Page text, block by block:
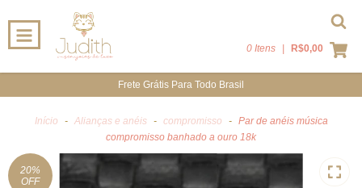
0 Itens R$0,00
Frete Grátis Para Todo Brasil
Início - Alianças e anéis - compromisso -
Par de anéis música
compromisso banhado a ouro 18k
20%
OFF